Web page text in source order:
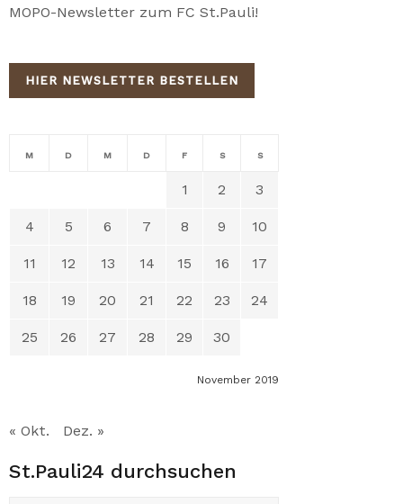
MOPO-Newsletter zum FC St.Pauli!
HIER NEWSLETTER BESTELLEN
November 2019
M D M D F S S
1 2 3
4 5 6 7 8 9 10
11 12 13 14 15 16 17
18 19 20 21 22 23 24
25 26 27 28 29 30
« Okt. Dez. »
St.Pauli24 durchsuchen